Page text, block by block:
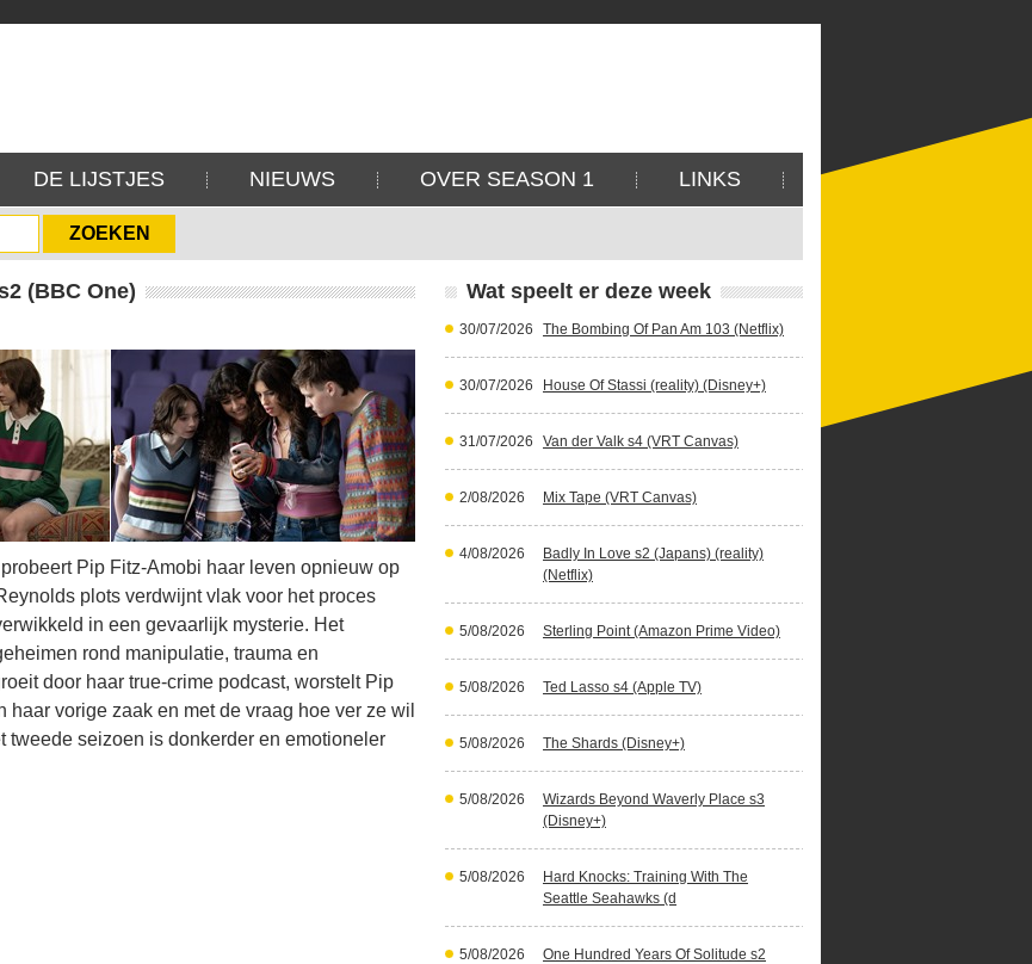
DE LIJSTJES NIEUWS OVER SEASON 1 LINKS
(BBC One)
Pip Fitz-Amobi haar leven opnieuw op
plots verdwijnt vlak voor het proces
in een gevaarlijk mysterie. Het
rond manipulatie, trauma en
door haar true-crime podcast, worstelt Pip
vorige zaak en met de vraag hoe ver ze wil
tweede seizoen is donkerder en emotioneler
Wat speelt er deze week
30/07/2026 The Bombing Of Pan Am 103 (Netflix)
30/07/2026 House Of Stassi (reality) (Disney+)
31/07/2026 Van der Valk s4 (VRT Canvas)
2/08/2026 Mix Tape (VRT Canvas)
4/08/2026
Badly In Love s2 (Japans) (reality)
(Netflix)
5/08/2026 Sterling Point (Amazon Prime Video)
5/08/2026 Ted Lasso s4 (Apple TV)
5/08/2026 The Shards (Disney+)
5/08/2026
Wizards Beyond Waverly Place s3
(Disney+)
5/08/2026
Hard Knocks: Training With The
Seattle Seahawks (d
5/08/2026
One Hundred Years Of Solitude s2